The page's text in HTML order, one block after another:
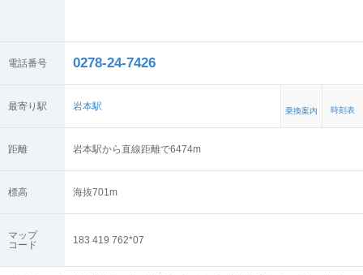
電話番号 0278-24-7426
最寄り駅 岩本駅 乗換案内 時刻表
距離 岩本駅から直線距離で6474m
標高 海抜701m
マップ
コード
183 419 762*07